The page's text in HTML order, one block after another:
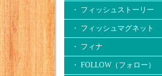
・ フィッシュストーリー
・ フィッシュマグネット
・ フィナ
・ FOLLOW（フォロー）